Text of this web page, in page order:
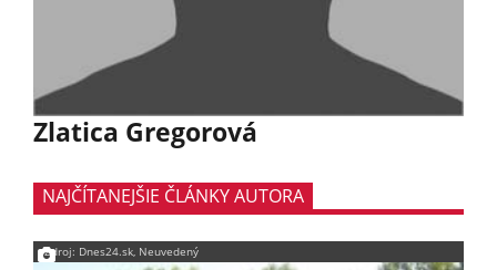
Zlatica Gregorová
NAJČÍTANEJŠIE ČLÁNKY AUTORA
Zdroj: Dnes24.sk, Neuvedený